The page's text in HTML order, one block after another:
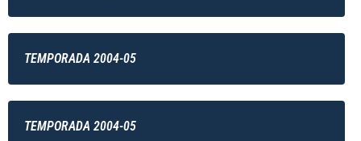
TEMPORADA 2004-05
TEMPORADA 2004-05